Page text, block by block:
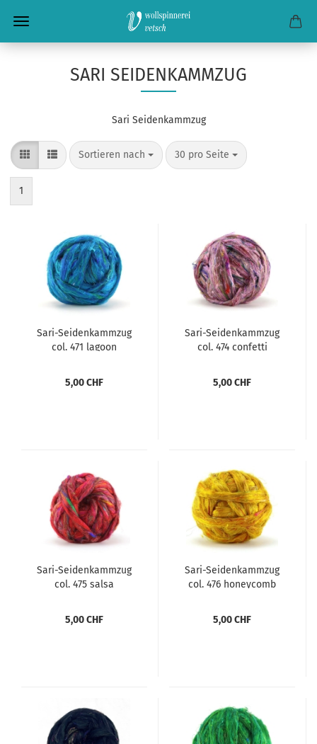
SARI SEIDENKAMMZUG
Sari Seidenkammzug
Sortieren nach
Sortieren nach 30 pro Seite
pro Seite
1
Sari-Seidenkammzug
col. 471 lagoon
5,00 CHF
Sari-Seidenkammzug
col. 474 confetti
5,00 CHF
Sari-Seidenkammzug
col. 475 salsa
5,00 CHF
Sari-Seidenkammzug
col. 476 honeycomb
5,00 CHF